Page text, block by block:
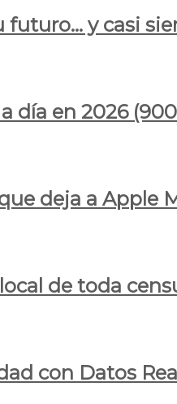
futuro… y casi
día en 2026
deja a Apple
de toda
con Datos